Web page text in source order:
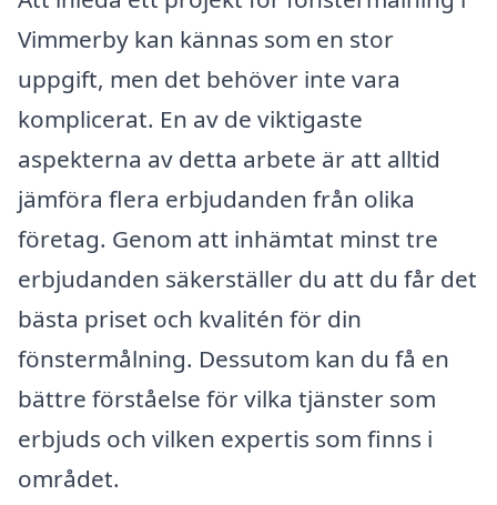
Vimmerby kan kännas som en stor
uppgift, men det behöver inte vara
komplicerat. En av de viktigaste
aspekterna av detta arbete är att alltid
jämföra flera erbjudanden från olika
företag. Genom att inhämtat minst tre
erbjudanden säkerställer du att du får det
bästa priset och kvalitén för din
fönstermålning. Dessutom kan du få en
bättre förståelse för vilka tjänster som
erbjuds och vilken expertis som finns i
området.